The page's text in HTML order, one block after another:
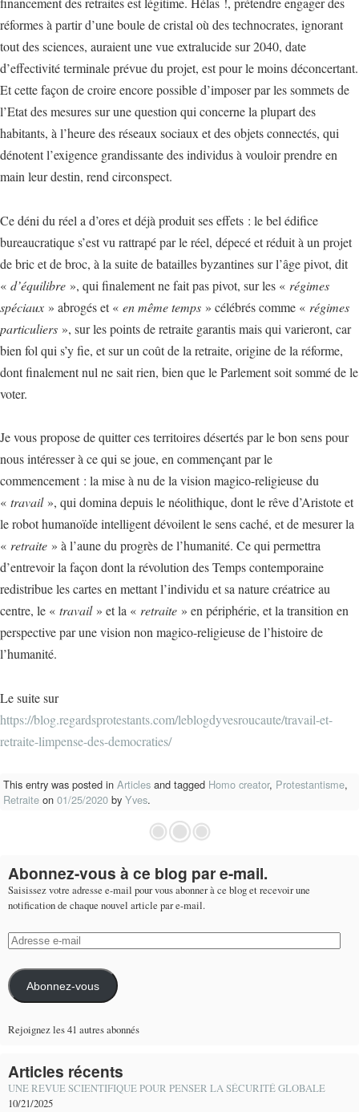
réformes à partir d’une boule de cristal où des technocrates, ignorant
tout des sciences, auraient une vue extralucide sur 2040, date
d’effectivité terminale prévue du projet, est pour le moins déconcertant.
Et cette façon de croire encore possible d’imposer par les sommets de
l’Etat des mesures sur une question qui concerne la plupart des
habitants, à l’heure des réseaux sociaux et des objets connectés, qui
dénotent l’exigence grandissante des individus à vouloir prendre en
main leur destin, rend circonspect.
Ce déni du réel a d’ores et déjà produit ses effets : le bel édifice
bureaucratique s’est vu rattrapé par le réel, dépecé et réduit à un projet
de bric et de broc, à la suite de batailles byzantines sur l’âge pivot, dit
« d’équilibre », qui finalement ne fait pas pivot, sur les « régimes
spéciaux » abrogés et « en même temps » célébrés comme « régimes
particuliers », sur les points de retraite garantis mais qui varieront, car
bien fol qui s’y fie, et sur un coût de la retraite, origine de la réforme,
dont finalement nul ne sait rien, bien que le Parlement soit sommé de le
voter.
Je vous propose de quitter ces territoires désertés par le bon sens pour
nous intéresser à ce qui se joue, en commençant par le
commencement : la mise à nu de la vision magico-religieuse du
« travail », qui domina depuis le néolithique, dont le rêve d’Aristote et
le robot humanoïde intelligent dévoilent le sens caché, et de mesurer la
« retraite » à l’aune du progrès de l’humanité. Ce qui permettra
d’entrevoir la façon dont la révolution des Temps contemporaine
redistribue les cartes en mettant l’individu et sa nature créatrice au
centre, le « travail » et la « retraite » en périphérie, et la transition en
perspective par une vision non magico-religieuse de l’histoire de
l’humanité.
Le suite sur
https://blog.regardsprotestants.com/leblogdyvesroucaute/travail-et-
retraite-limpense-des-democraties/
This entry was posted in Articles and tagged Homo creator, Protestantisme,
Retraite on 01/25/2020 by Yves.
Abonnez-vous à ce blog par e-mail.
Saisissez votre adresse e-mail pour vous abonner à ce blog et recevoir une
notification de chaque nouvel article par e-mail.
Adresse
e-
mail
Abonnez-vous
Rejoignez les 41 autres abonnés
Articles récents
UNE REVUE SCIENTIFIQUE POUR PENSER LA SÉCURITÉ GLOBALE
10/21/2025